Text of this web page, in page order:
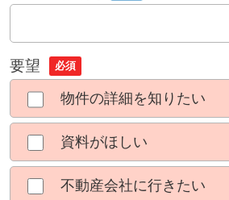
要望 必須
物件の詳細を知りたい
資料がほしい
不動産会社に行きたい